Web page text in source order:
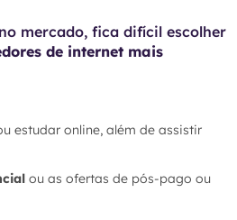
mercado, fica difícil escolher
de internet mais
estudar online, além de assistir
ou as ofertas de pós-pago ou